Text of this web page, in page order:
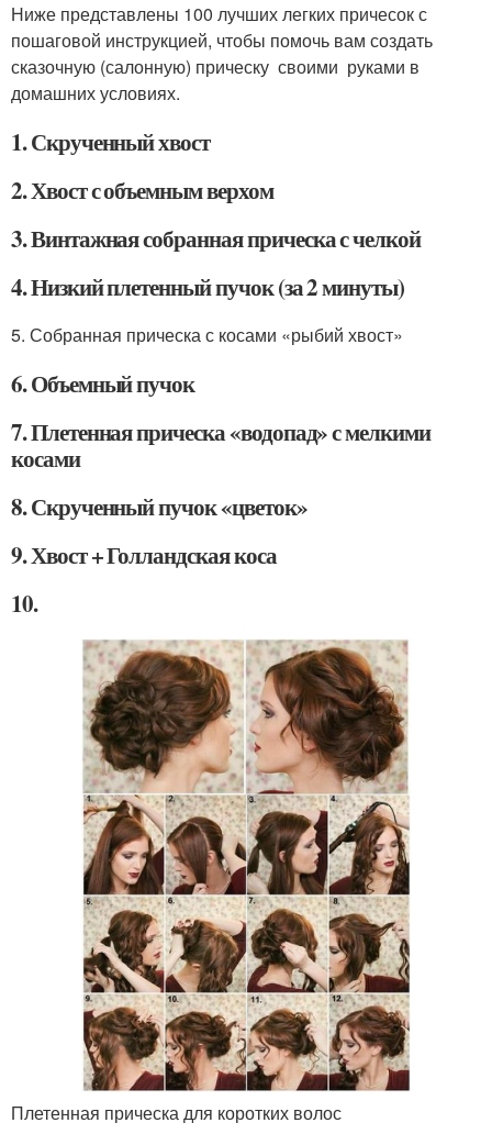
Ниже представлены 100 лучших легких причесок с
пошаговой инструкцией, чтобы помочь вам создать
сказочную (салонную) прическу своими руками в
домашних условиях.
1. Скрученный хвост
2. Хвост с объемным верхом
3. Винтажная собранная прическа с челкой
4. Низкий плетенный пучок (за 2 минуты)
5. Собранная прическа с косами «рыбий хвост»
6. Объемный пучок
7. Плетенная прическа «водопад» с мелкими
косами
8. Скрученный пучок «цветок»
9. Хвост + Голландская коса
10.
Плетенная прическа для коротких волос